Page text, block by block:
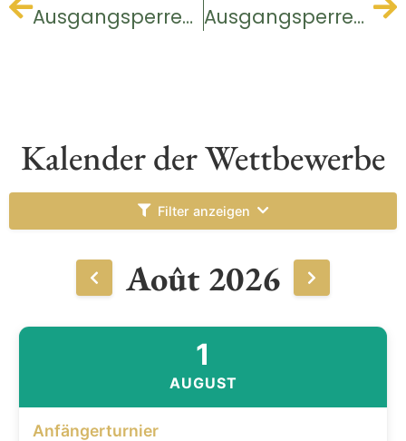
Ausgangsperren-Turnier Ausgangsperren-Turnier
Kalender der Wettbewerbe
Filter anzeigen
Août 2026
1
AUGUST
Anfängerturnier